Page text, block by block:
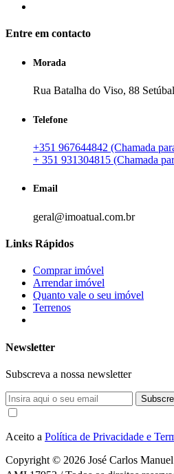
Entre em contacto
Morada
Rua Batalha do Viso, 88
Telefone
+351 967644842 (Chamada
+ 351 931304815 (Chamada
Email
geral@imoatual.com.br
Links Rápidos
Comprar imóvel
Arrendar imóvel
Quanto vale o seu imóvel
Terrenos
Newsletter
Subscreva a nossa newsletter
Aceito a Política de Privacidade e
Copyright © 2026 José Carlos